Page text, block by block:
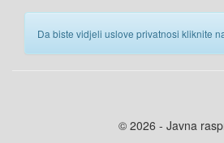
Da biste vidjeli uslove privatnosi kliknite
© 2026 - Javna